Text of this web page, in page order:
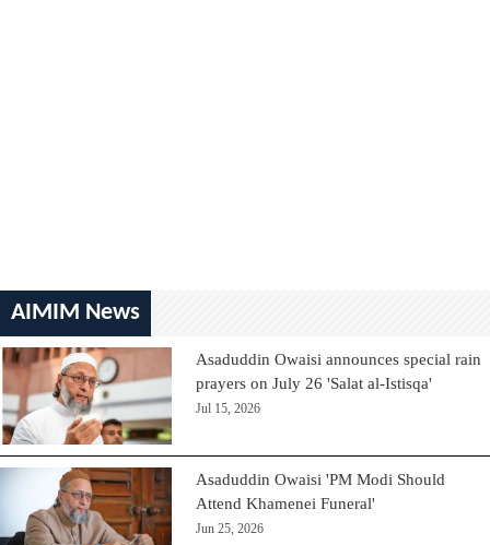
AIMIM News
Asaduddin Owaisi announces special rain
prayers on July 26 'Salat al-Istisqa'
Jul 15, 2026
Asaduddin Owaisi 'PM Modi Should
Attend Khamenei Funeral'
Jun 25, 2026